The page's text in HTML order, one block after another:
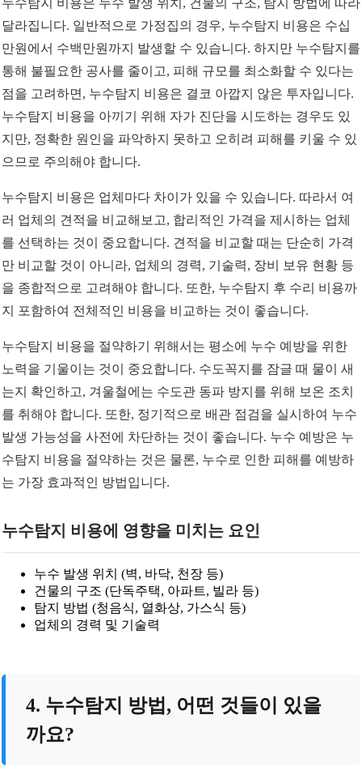
누수탐지 비용은 누수 발생 위치, 건물의 구조, 탐지 방법에 따라
달라집니다. 일반적으로 가정집의 경우, 누수탐지 비용은 수십
만원에서 수백만원까지 발생할 수 있습니다. 하지만 누수탐지를
통해 불필요한 공사를 줄이고, 피해 규모를 최소화할 수 있다는
점을 고려하면, 누수탐지 비용은 결코 아깝지 않은 투자입니다.
누수탐지 비용을 아끼기 위해 자가 진단을 시도하는 경우도 있
지만, 정확한 원인을 파악하지 못하고 오히려 피해를 키울 수 있
으므로 주의해야 합니다.
누수탐지 비용은 업체마다 차이가 있을 수 있습니다. 따라서 여
러 업체의 견적을 비교해보고, 합리적인 가격을 제시하는 업체
를 선택하는 것이 중요합니다. 견적을 비교할 때는 단순히 가격
만 비교할 것이 아니라, 업체의 경력, 기술력, 장비 보유 현황 등
을 종합적으로 고려해야 합니다. 또한, 누수탐지 후 수리 비용까
지 포함하여 전체적인 비용을 비교하는 것이 좋습니다.
누수탐지 비용을 절약하기 위해서는 평소에 누수 예방을 위한
노력을 기울이는 것이 중요합니다. 수도꼭지를 잠글 때 물이 새
는지 확인하고, 겨울철에는 수도관 동파 방지를 위해 보온 조치
를 취해야 합니다. 또한, 정기적으로 배관 점검을 실시하여 누수
발생 가능성을 사전에 차단하는 것이 좋습니다. 누수 예방은 누
수탐지 비용을 절약하는 것은 물론, 누수로 인한 피해를 예방하
는 가장 효과적인 방법입니다.
누수탐지 비용에 영향을 미치는 요인
누수 발생 위치 (벽, 바닥, 천장 등)
건물의 구조 (단독주택, 아파트, 빌라 등)
탐지 방법 (청음식, 열화상, 가스식 등)
업체의 경력 및 기술력
4. 누수탐지 방법, 어떤 것들이 있을
까요?